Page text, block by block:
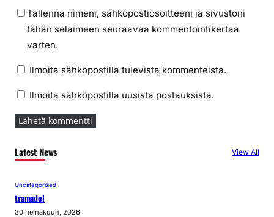
Tallenna nimeni, sähköpostiosoitteeni ja sivustoni
tähän selaimeen seuraavaa kommentointikertaa
varten.
Ilmoita sähköpostilla tulevista kommenteista.
Ilmoita sähköpostilla uusista postauksista.
Latest News View All
Uncategorized
tramadol
30 heinäkuun, 2026